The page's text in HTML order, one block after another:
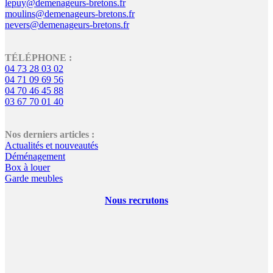
lepuy@demenageurs-bretons.fr
moulins@demenageurs-bretons.fr
nevers@demenageurs-bretons.fr
TÉLÉPHONE :
04 73 28 03 02
04 71 09 69 56
04 70 46 45 88
03 67 70 01 40
Nos derniers articles :
Actualités et nouveautés
Déménagement
Box à louer
Garde meubles
Nous recrutons